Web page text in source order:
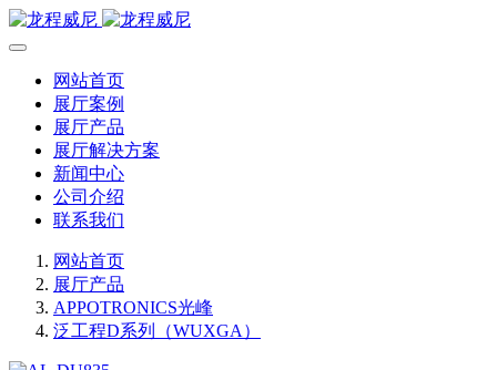
网站首页
展厅案例
展厅产品
展厅解决方案
新闻中心
公司介绍
联系我们
网站首页
展厅产品
APPOTRONICS光峰
泛工程D系列（WUXGA）